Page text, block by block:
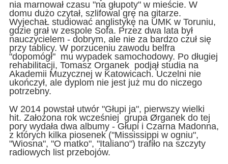
nia marnował czasu "na głupoty" w mieście. W
domu dużo czytał, szlifowal grę na gitarze.
WyjechaŁ studiować anglistykę na UMK w Toruniu,
gdzie grał w zespole Sofa. Przez dwa lata był
nauczycielem - dobrym, ale nie za bardzo czuł się
przy tablicy. W porzuceniu zawodu belfra
"dopomógł" mu wypadek samochodowy. Po długiej
rehabilitacji, Tomasz Organek podjął studia na
Akademii Muzycznej w Katowicach. Uczelni nie
ukończył, ale dyplom nie jest już mu do niczego
potrzebny.
W 2014 powstał utwór "Głupi ja", pierwszy wielki
hit. Założona rok wcześniej grupa Ørganek do tej
pory wydała dwa albumy - Głupi i Czarna Madonna,
z których kilka piosenek ("Mississippi w ogniu",
"Wiosna", "O matko", "Italiano") trafiło na szczyty
radiowych list przebojów.